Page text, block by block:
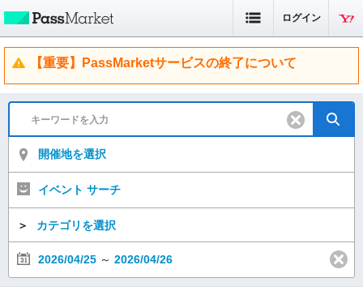
ログイン
【重要】PassMarketサービスの終了について
開催地を選択
イベント サーチ
＞ カテゴリを選択
2026/04/25 ～ 2026/04/26